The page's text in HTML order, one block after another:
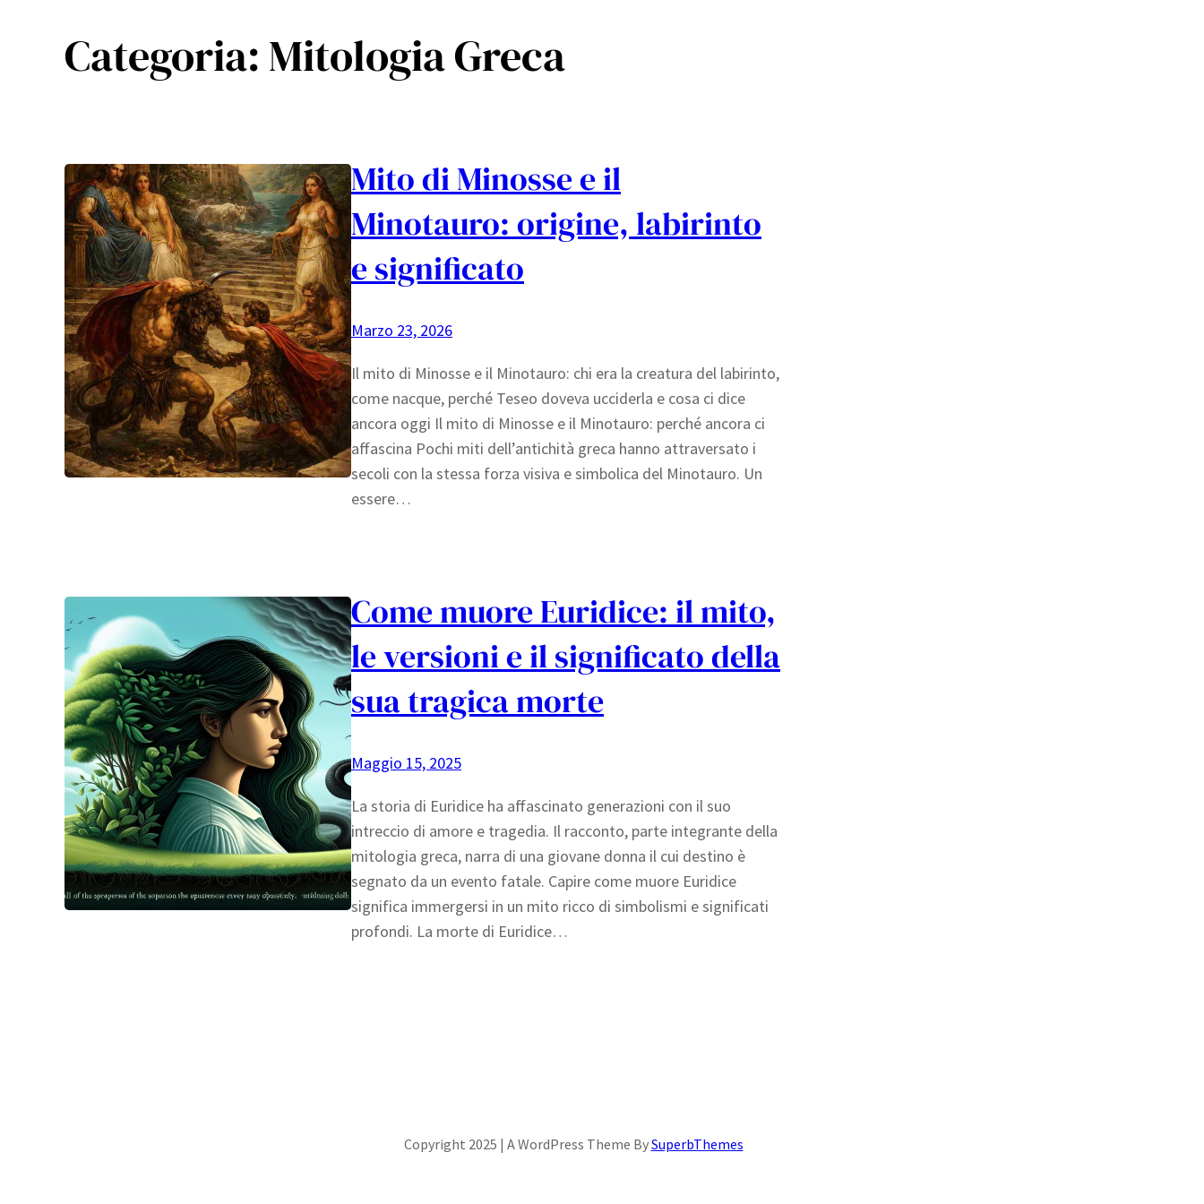
Categoria:Mitologia Greca
Mito di Minosse e il
Minotauro: origine, labirinto
e significato
Marzo 23, 2026
Il mito di Minosse e il Minotauro: chi era la creatura del labirinto,
come nacque, perché Teseo doveva ucciderla e cosa ci dice
ancora oggi Il mito di Minosse e il Minotauro: perché ancora ci
affascina Pochi miti dell’antichità greca hanno attraversato i
secoli con la stessa forza visiva e simbolica del Minotauro. Un
essere…
Come muore Euridice: il mito,
le versioni e il significato della
sua tragica morte
Maggio 15, 2025
La storia di Euridice ha affascinato generazioni con il suo
intreccio di amore e tragedia. Il racconto, parte integrante della
mitologia greca, narra di una giovane donna il cui destino è
segnato da un evento fatale. Capire come muore Euridice
significa immergersi in un mito ricco di simbolismi e significati
profondi. La morte di Euridice…
Copyright 2025 | A WordPress Theme BySuperbThemes